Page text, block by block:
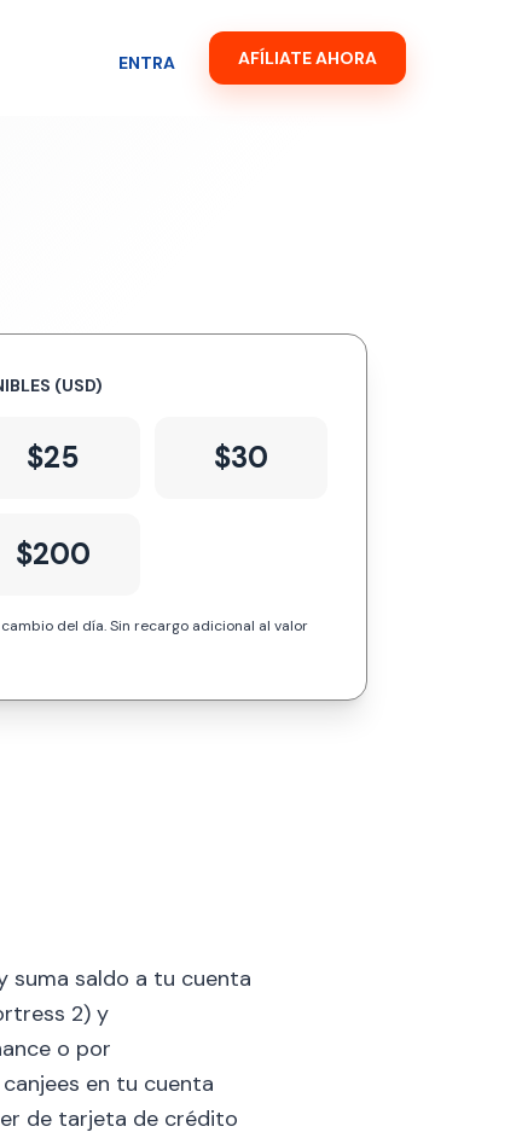
ENTRA AFÍLIATE AHORA
(USD)
$25 $30
$200
del día. Sin recargo adicional al valor
suma saldo a tu cuenta
2) y
o por
en tu cuenta
de tarjeta de crédito